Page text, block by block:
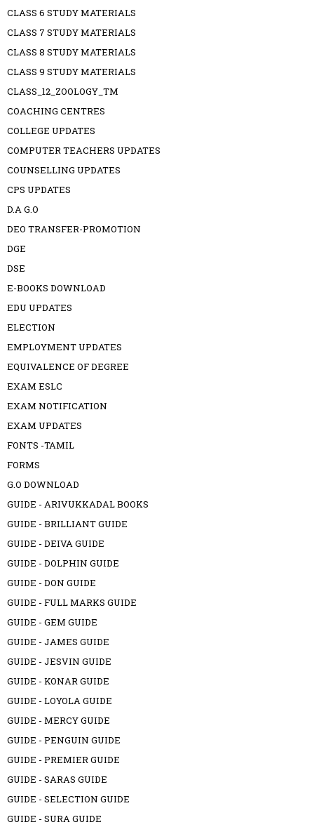
CLASS 6 STUDY MATERIALS
CLASS 7 STUDY MATERIALS
CLASS 8 STUDY MATERIALS
CLASS 9 STUDY MATERIALS
CLASS_12_ZOOLOGY_TM
COACHING CENTRES
COLLEGE UPDATES
COMPUTER TEACHERS UPDATES
COUNSELLING UPDATES
CPS UPDATES
D.A G.O
DEO TRANSFER-PROMOTION
DGE
DSE
E-BOOKS DOWNLOAD
EDU UPDATES
ELECTION
EMPLOYMENT UPDATES
EQUIVALENCE OF DEGREE
EXAM ESLC
EXAM NOTIFICATION
EXAM UPDATES
FONTS -TAMIL
FORMS
G.O DOWNLOAD
GUIDE - ARIVUKKADAL BOOKS
GUIDE - BRILLIANT GUIDE
GUIDE - DEIVA GUIDE
GUIDE - DOLPHIN GUIDE
GUIDE - DON GUIDE
GUIDE - FULL MARKS GUIDE
GUIDE - GEM GUIDE
GUIDE - JAMES GUIDE
GUIDE - JESVIN GUIDE
GUIDE - KONAR GUIDE
GUIDE - LOYOLA GUIDE
GUIDE - MERCY GUIDE
GUIDE - PENGUIN GUIDE
GUIDE - PREMIER GUIDE
GUIDE - SARAS GUIDE
GUIDE - SELECTION GUIDE
GUIDE - SURA GUIDE